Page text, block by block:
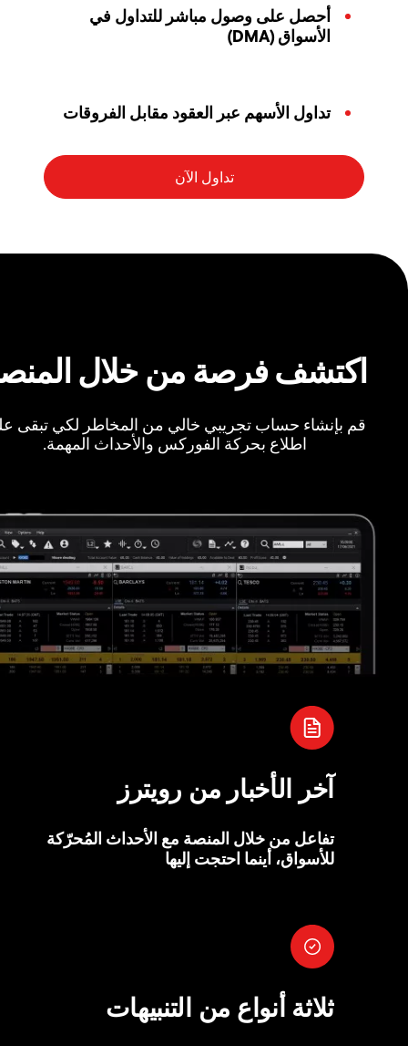
أحصل على وصول مباشر للتداول في
الأسواق (DMA)
تداول الأسهم عبر العقود مقابل الفروقات
اكتشف فرصة من خلال
قم بإنشاء حساب تجريبي خالي من المخاطر لكي تبقى
اطلاع بحركة الفوركس والأحداث المهمة.
آخر الأخبار من رويترز
تفاعل من خلال المنصة مع الأحداث المُحرّكة
للأسواق، أينما احتجت إليها
ثلاثة أنواع من التنبيهات